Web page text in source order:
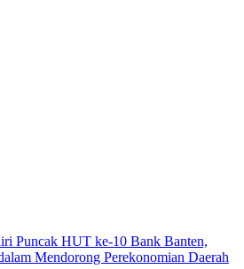
Puncak HUT ke-10 Bank Banten,
Mendorong Perekonomian Daerah